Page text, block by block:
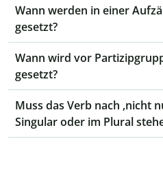
Wann werden in einer
gesetzt?
Wann wird vor
gesetzt?
Muss das Verb nach ‚nicht
Singular oder im Plural